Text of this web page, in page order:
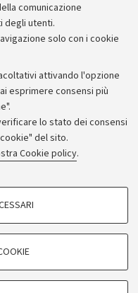
comunicazione
degli utenti.
solo con i cookie
attivando l'opzione
esprimere consensi più
lo stato dei consensi
del sito.
Cookie policy.
- Università di
- PI: 01131710376 -